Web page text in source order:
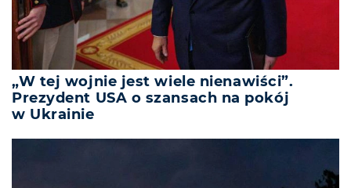
„W tej wojnie jest wiele nienawiści”.
Prezydent USA o szansach na pokój
w Ukrainie